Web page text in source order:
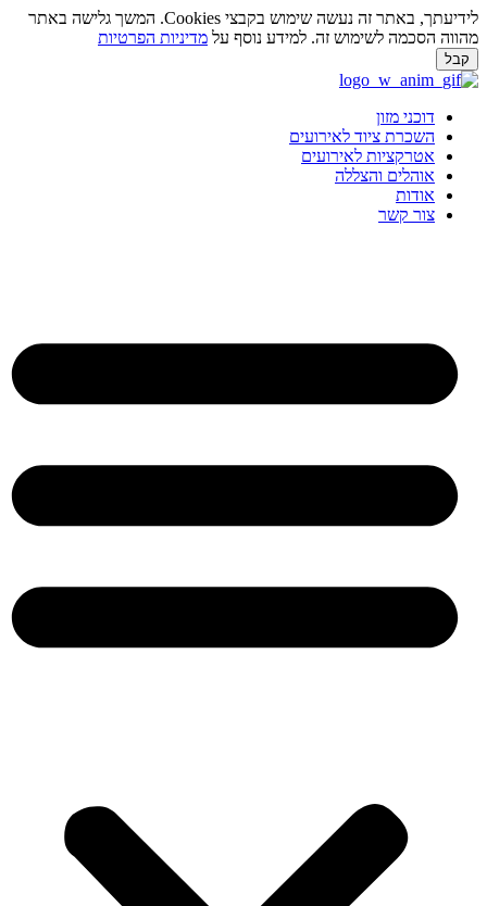
לידיעתך, באתר זה נעשה שימוש בקבצי Cookies. המשך גלישה באתר
הסכמה לשימוש זה. למידע נוסף עלמדיניות הפרטיות
קבל
דוכני מזון
השכרת ציוד לאירועים
אטרקציות לאירועים
אוהלים והצללה
אודות
צור קשר